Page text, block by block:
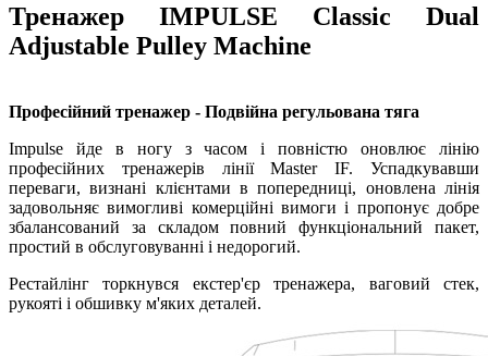
Тренажер IMPULSE Classic Dual
Adjustable Pulley Machine
Професійний тренажер - Подвійна регульована тяга
Impulse йде в ногу з часом і повністю оновлює лінію
професійних тренажерів лінії Master IF. Успадкувавши
переваги, визнані клієнтами в попередниці, оновлена лінія
задовольняє вимогливі комерційні вимоги і пропонує добре
збалансований за складом повний функціональний пакет,
простий в обслуговуванні і недорогий.
Рестайлінг торкнувся екстер'єр тренажера, ваговий стек,
рукояті і обшивку м'яких деталей.